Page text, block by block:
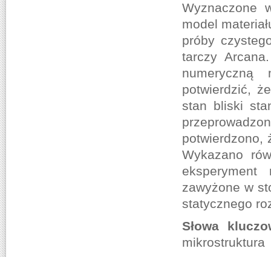
Wyznaczone
model
próby
tarczy
numeryczną
potwierdzić,
stan bliski
potwierdzono,
Wykazano
zawyżone w
statycznego
Słowa
mikrostruktura